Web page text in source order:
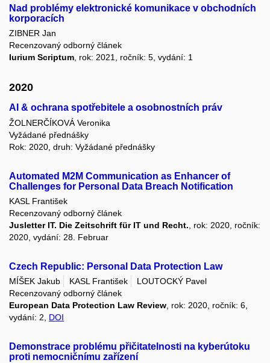
Nad problémy elektronické komunikace v obchodních
korporacích
ZIBNER Jan
Recenzovaný odborný článek
Iurium Scriptum , rok: 2021, ročník: 5, vydání: 1
2020
AI & ochrana spotřebitele a osobnostních práv
ŽOLNERČÍKOVÁ Veronika
Vyžádané přednášky
Rok: 2020, druh: Vyžádané přednášky
Automated M2M Communication as Enhancer of
Challenges for Personal Data Breach Notification
KASL František
Recenzovaný odborný článek
Jusletter IT. Die Zeitschrift für IT und Recht. , rok: 2020, ročník:
2020, vydání: 28. Februar
Czech Republic: Personal Data Protection Law
MÍŠEK Jakub KASL František
LOUTOCKÝ Pavel
Recenzovaný odborný článek
European Data Protection Law Review, rok: 2020, ročník: 6,
vydání: 2, DOI
Demonstrace problému přičitatelnosti na kyberútoku
proti nemocničnímu zařízení